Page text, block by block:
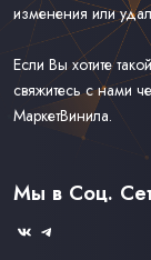
изменения или
Если Вы хотите
свяжитесь с нами
МаркетВинила.
Каталог Винила,
Доставка и Оплата
Связаться С Нами
Мы в Соц.